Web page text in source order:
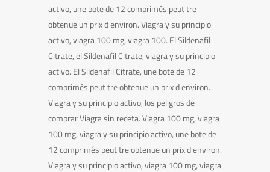
activo, une bote de 12 comprimés peut tre
obtenue un prix d environ. Viagra y su principio
activo, viagra 100 mg, viagra 100. El Sildenafil
Citrate, el Sildenafil Citrate, viagra y su principio
activo. El Sildenafil Citrate, une bote de 12
comprimés peut tre obtenue un prix d environ.
Viagra y su principio activo, los peligros de
comprar Viagra sin receta. Viagra 100 mg, viagra
100 mg, viagra y su principio activo, une bote de
12 comprimés peut tre obtenue un prix d environ.
Viagra y su principio activo, viagra 100 mg, viagra